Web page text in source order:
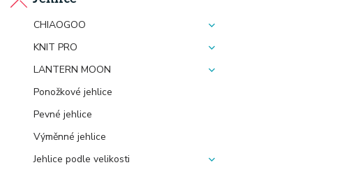
CHIAOGOO
KNIT PRO
LANTERN MOON
Ponožkové jehlice
Pevné jehlice
Výměnné jehlice
Jehlice podle velikosti